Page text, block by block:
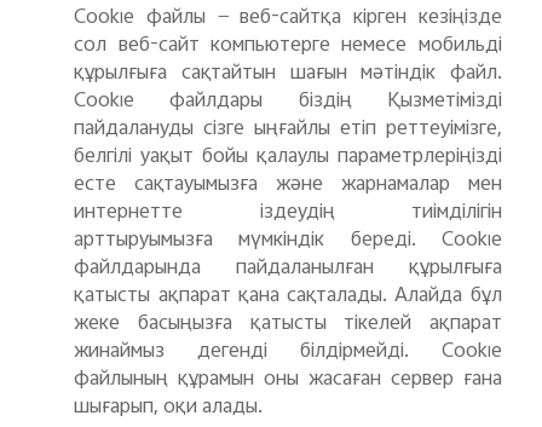
Cookie файлы — веб-сайтқа кірген кезіңізде
сол веб-сайт компьютерге немесе мобильді
құрылғыға сақтайтын шағын мәтіндік файл.
Cookie файлдары біздің Қызметімізді
пайдалануды сізге ыңғайлы етіп реттеуімізге,
белгілі уақыт бойы қалаулы параметрлеріңізді
есте сақтауымызға және жарнамалар мен
интернетте іздеудің тиімділігін
арттыруымызға мүмкіндік береді. Cookie
файлдарында пайдаланылған құрылғыға
қатысты ақпарат қана сақталады. Алайда бұл
жеке басыңызға қатысты тікелей ақпарат
жинаймыз дегенді білдірмейді. Cookie
файлының құрамын оны жасаған сервер ғана
шығарып, оқи алады.